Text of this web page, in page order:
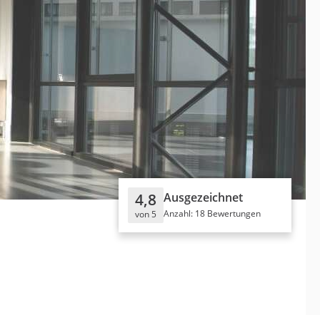
4,8
von 5
Ausgezeichnet
Anzahl: 18 Bewertungen